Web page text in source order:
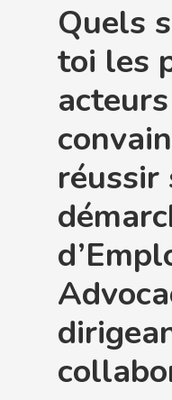
Quels
toi les
réussir